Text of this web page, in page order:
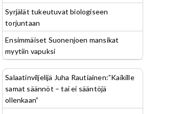
Syrjälät tukeutuvat biologiseen
torjuntaan
Ensimmäiset Suonenjoen mansikat
myytiin vapuksi
Salaatinviljelijä Juha Rautiainen:”Kaikille
samat säännöt – tai ei sääntöjä
ollenkaan”